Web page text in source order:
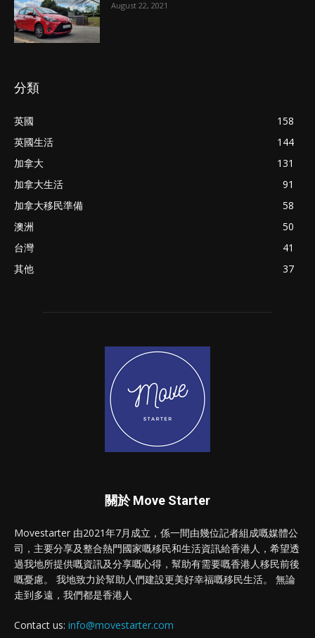
August 22, 2021
分類
英國
158
英國生活
144
加拿大
131
加拿大生活
91
加拿大移民準備
58
澳洲
50
台灣
41
其他
37
關於 Move Starter
Movestarter 由2021年7月成立，係一間由幾位記者組成嘅媒體公
司，主要分享及整合熱門國家嘅移民和生活資訊給香港人，希望透
過我地所提供嘅資訊及分享嘅心得，幫助有需要嘅香港人移民前後
嘅憂慮。 我地致力於幫助人們建設更美好幸福嘅移民生活。 無論
走到多遠，我們都是香港人
Contact us: info@movestarter.com